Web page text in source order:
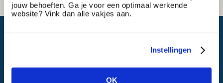
jouw behoeften. Ga je voor een optimaal werkende
website? Vink dan alle vakjes aan.
Instellingen
OK
What is my travel time?